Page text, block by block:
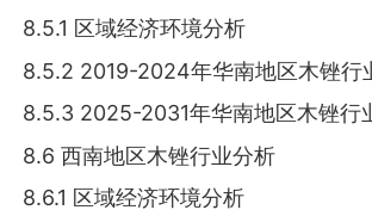
8.5.1 区域经济环境分析
8.5.2 2019-2024年华南地区木锉行
8.5.3 2025-2031年华南地区木锉行
8.6 西南地区木锉行业分析
8.6.1 区域经济环境分析